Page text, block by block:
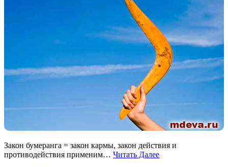
Закон бумеранга = закон кармы, закон действия и
противодействия применим… Читать Далее